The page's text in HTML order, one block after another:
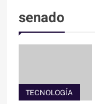
senado
TECNOLOGÍA